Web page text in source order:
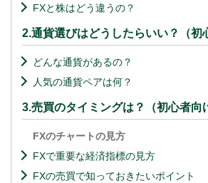
FXと株はどう違うの？
2.通貨選びはどうしたらいい？（初
どんな通貨があるの？
人気の通貨ペアは何？
3.売買のタイミングは？（初心者向
FXのチャートの見方
FXで重要な経済指標の見方
FXの売買で知っておきたいポイント